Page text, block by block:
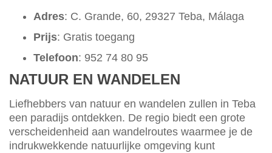
Adres: C. Grande, 60, 29327 Teba, Málaga
Prijs: Gratis toegang
Telefoon: 952 74 80 95
NATUUR EN WANDELEN
Liefhebbers van natuur en wandelen zullen in Teba
een paradijs ontdekken. De regio biedt een grote
verscheidenheid aan wandelroutes waarmee je de
indrukwekkende natuurlijke omgeving kunt